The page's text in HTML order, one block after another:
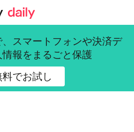
カスペルスキー公式ブログ
スマートフォンや決済デ
報をまるごと保護
料でお試し